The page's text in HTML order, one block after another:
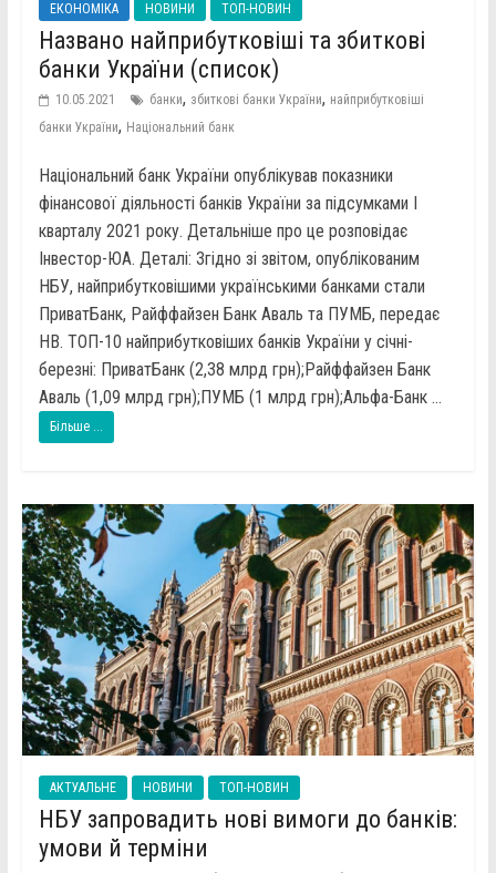
ЕКОНОМІКА НОВИНИ ТОП-НОВИН
Названо найприбутковіші та збиткові
банки України (список)
10.05.2021 банки, збиткові банки України, найприбутковіші
банки України, Національний банк
Національний банк України опублікував показники
фінансової діяльності банків України за підсумками I
кварталу 2021 року. Детальніше про це розповідає
Інвестор-ЮА. Деталі: Згідно зі звітом, опублікованим
НБУ, найприбутковішими українськими банками стали
ПриватБанк, Райффайзен Банк Аваль та ПУМБ, передає
НВ. ТОП-10 найприбутковіших банків України у січні-
березні: ПриватБанк (2,38 млрд грн);Райффайзен Банк
Аваль (1,09 млрд грн);ПУМБ (1 млрд грн);Альфа-Банк ...
Більше ...
АКТУАЛЬНЕ НОВИНИ ТОП-НОВИН
НБУ запровадить нові вимоги до банків:
умови й терміни